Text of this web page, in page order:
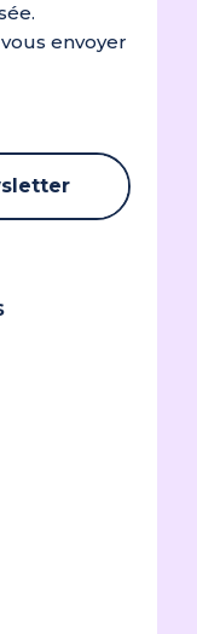
envoyer